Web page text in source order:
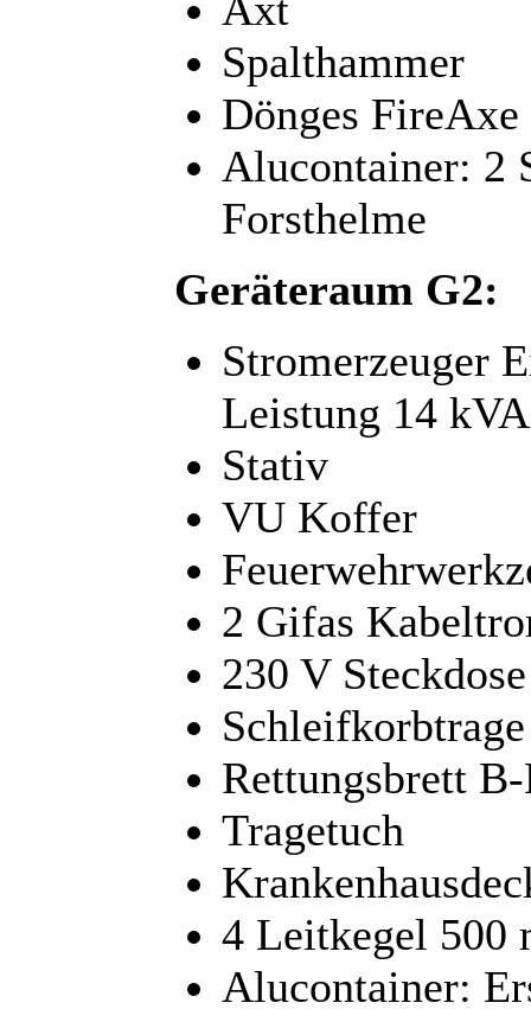
Spalthammer
Dönges FireAxe
Alucontainer: 2
Forsthelme
Geräteraum G2:
Stromerzeuger
Leistung 14 kVA
Stativ
VU Koffer
2 Gifas
230 V
Rettungsbrett
Tragetuch
4 Leitkegel 500
Alucontainer: